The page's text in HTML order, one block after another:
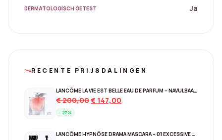
DERMATOLOGISCH GETEST Ja
trending_downRECENTE PRIJSDALINGEN
LANCÔME LA VIE EST BELLE EAU DE PARFUM – NAVULBAAR 150 ML
€200,00Original
€ 200,00.
€ 147,00
- 27%
LANCÔME HYPNÔSE DRAMA MASCARA – 01 EXCESSIVE BLACK